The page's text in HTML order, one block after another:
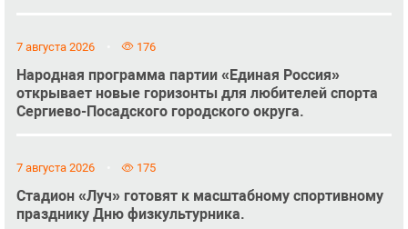
7 августа 2026 176
Народная программа партии «Единая Россия»
открывает новые горизонты для любителей спорта
Сергиево-Посадского городского округа.
7 августа 2026 175
Стадион «Луч» готовят к масштабному спортивному
празднику Дню физкультурника.